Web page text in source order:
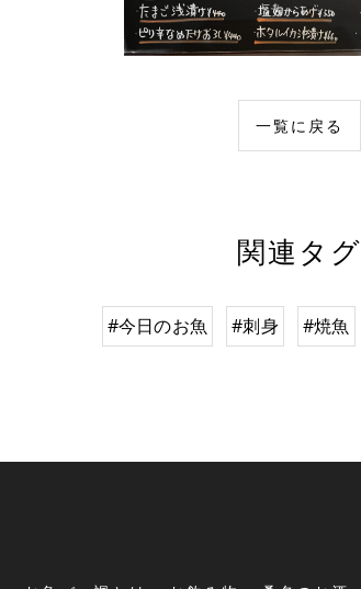
一覧に戻る
関連タグ
#今日のお魚 #刺身 #焼魚